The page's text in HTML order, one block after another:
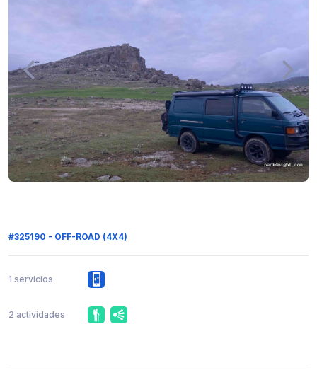
#325190 - OFF-ROAD (4X4)
1 servicios
2 actividades